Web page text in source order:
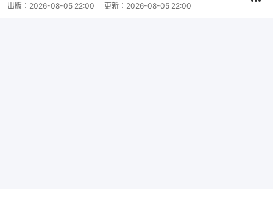
出版： 2026-08-05 22:00 更新： 2026-08-05 22:00